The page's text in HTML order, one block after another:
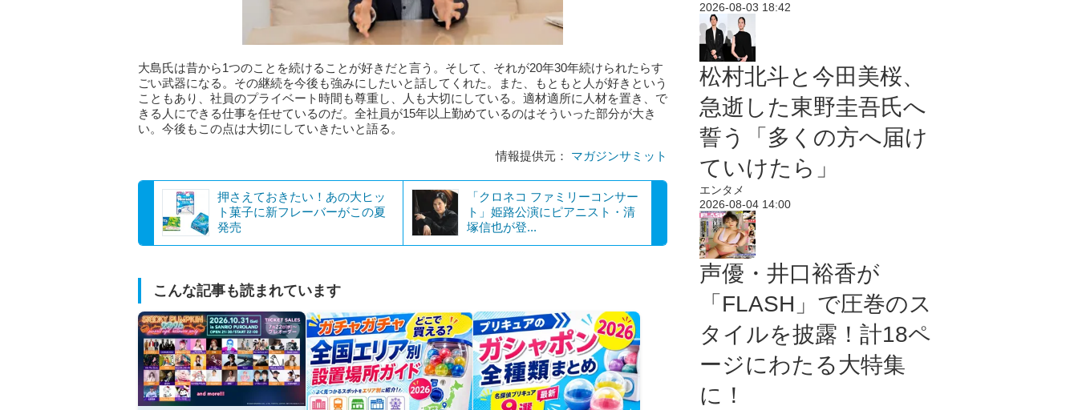
大島氏は昔から1つのことを続けることが好きだと言う。そして、それが20年30年続けられたらす
ごい武器になる。その継続を今後も強みにしたいと話してくれた。また、もともと人が好きという
こともあり、社員のプライベート時間も尊重し、人も大切にしている。適材適所に人材を置き、で
きる人にできる仕事を任せているのだ。全社員が15年以上勤めているのはそういった部分が大き
い。今後もこの点は大切にしていきたいと語る。
情報提供元： マガジンサミット
押さえておきたい！あの大ヒッ
ト菓子に新フレーバーがこの夏
発売
「クロネコ ファミリーコンサー
ト」姫路公演にピアニスト・清
塚信也が登...
こんな記事も読まれています
2026-08-03 18:42
松村北斗と今田美桜、
急逝した東野圭吾氏へ
誓う「多くの方へ届け
ていけたら」
エンタメ
2026-08-04 14:00
声優・井口裕香が
「FLASH」で圧巻のス
タイルを披露！計18ペ
ージにわたる大特集
に！